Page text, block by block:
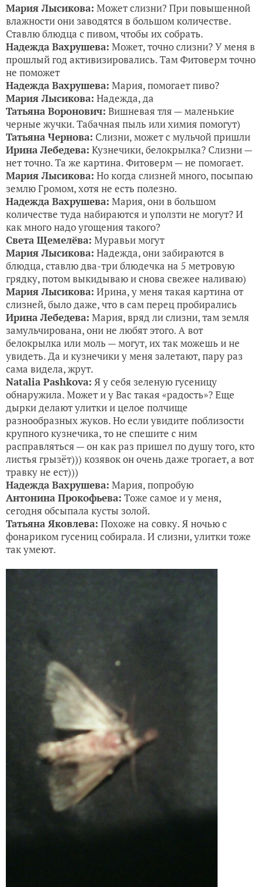
Мария Лысикова: Может слизни? При повышенной
влажности они заводятся в большом количестве.
Ставлю блюдца с пивом, чтобы их собрать.
Надежда Вахрушева: Может, точно слизни? У меня в
прошлый год активизировались. Там Фитоверм точно
не поможет
Надежда Вахрушева: Мария, помогает пиво?
Мария Лысикова: Надежда, да
Татьяна Воронович: Вишневая тля — маленькие
черные жучки. Табачная пыль или химия помогут)
Татьяна Чернова: Слизни, может с мульчой пришли
Ирина Лебедева: Кузнечики, белокрылка? Слизни —
нет точно. Та же картина. Фитоверм — не помогает.
Мария Лысикова: Но когда слизней много, посыпаю
землю Громом, хотя не есть полезно.
Надежда Вахрушева: Мария, они в большом
количестве туда набираются и уползти не могут? И
как много надо угощения такого?
Света Щемелёва: Муравьи могут
Мария Лысикова: Надежда, они забираются в
блюдца, ставлю два-три блюдечка на 5 метровую
грядку, потом выкидываю и снова свежее наливаю)
Мария Лысикова: Ирина, у меня такая картина от
слизней, было даже, что в сам перец пробирались
Ирина Лебедева: Мария, вряд ли слизни, там земля
замульчирована, они не любят этого. А вот
белокрылка или моль — могут, их так можешь и не
увидеть. Да и кузнечики у меня залетают, пару раз
сама видела, жрут.
Natalia Pashkova: Я у себя зеленую гусеницу
обнаружила. Может и у Вас такая «радость»? Еще
дырки делают улитки и целое полчище
разнообразных жуков. Но если увидите поблизости
крупного кузнечика, то не спешите с ним
расправляться — он как раз пришел по душу того, кто
листья грызёт))) козявок он очень даже трогает, а вот
травку не ест)))
Надежда Вахрушева: Мария, попробую
Антонина Прокофьева: Тоже самое и у меня,
сегодня обсыпала кусты золой.
Татьяна Яковлева: Похоже на совку. Я ночью с
фонариком гусениц собирала. И слизни, улитки тоже
так умеют.